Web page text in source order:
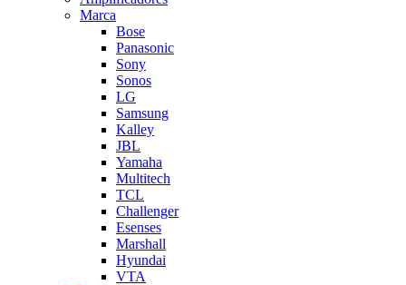
Marca
Bose
Panasonic
Sony
Sonos
LG
Samsung
Kalley
JBL
Yamaha
Multitech
TCL
Challenger
Esenses
Marshall
Hyundai
VTA